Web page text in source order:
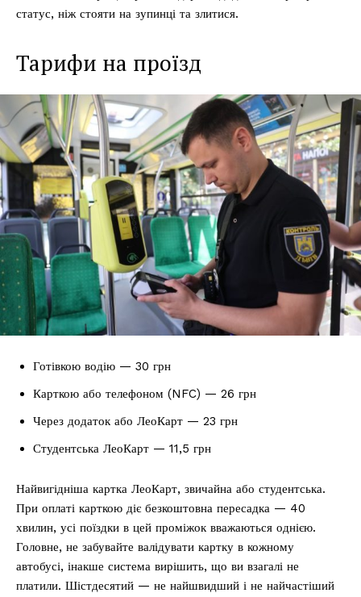
статус, ніж стояти на зупинці та злитися.
Тарифи на проїзд
Готівкою водію — 30 грн
Карткою або телефоном (NFC) — 26 грн
Через додаток або ЛеоКарт — 23 грн
Студентська ЛеоКарт — 11,5 грн
Найвигідніша картка ЛеоКарт, звичайна або студентська.
При оплаті карткою діє безкоштовна пересадка — 40
хвилин, усі поїздки в цей проміжок вважаються однією.
Головне, не забувайте валідувати картку в кожному
автобусі, інакше система вирішить, що ви взагалі не
платили. Шістдесятий — не найшвидший і не найчастіший